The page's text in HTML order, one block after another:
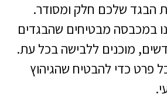
הבגד שלכם חלק ומסודר.
במכבסה מבטיחים שהבגדים
מוכנים ללבישה בכל עת.
פרט כדי להבטיח שהגיהוץ